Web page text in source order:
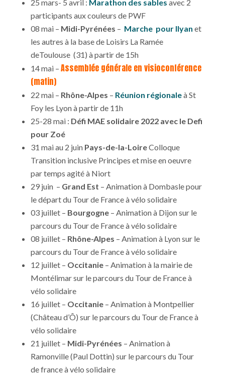
25 mars- 5 avril : Marathon des sables avec 2
participants aux couleurs de PWF
08 mai – Midi-Pyrénées – Marche pour Ilyan et
les autres à la base de Loisirs La Ramée
deToulouse (31) à partir de 15h
14 mai – Assemblée générale en visioconférence
(matin)
22 mai – Rhône-Alpes – Réunion régionaleà St
Foy les Lyon à partir de 11h
25-28 mai : Défi MAE solidaire 2022 avec le Defi
pour Zoé
31 mai au 2 juin Pays-de-la-LoireColloque
Transition inclusive Principes et mise en oeuvre
par temps agité à Niort
29 juin – Grand Est – Animation à Dombasle pour
le départ du Tour de France à vélo solidaire
03 juillet – Bourgogne– Animation à Dijon sur le
parcours du Tour de France à vélo solidaire
08 juillet – Rhône-Alpes – Animation à Lyon sur le
parcours du Tour de France à vélo solidaire
12 juillet – Occitanie– Animation à la mairie de
Montélimar sur le parcours du Tour de France à
vélo solidaire
16 juillet – Occitanie– Animation à Montpellier
(Château d’Ô) sur le parcours du Tour de France à
vélo solidaire
21 juillet – Midi-Pyrénées – Animation à
Ramonville (Paul Dottin) sur le parcours du Tour
de france à vélo solidaire